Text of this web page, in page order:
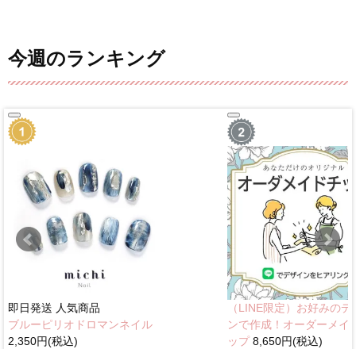
今週のランキング
即日発送 人気商品
ブルーピリオドロマンネイル
2,350円(税込)
（LINE限定）お好みのデ
ンで作成！オーダーメイ
ップ8,650円(税込)